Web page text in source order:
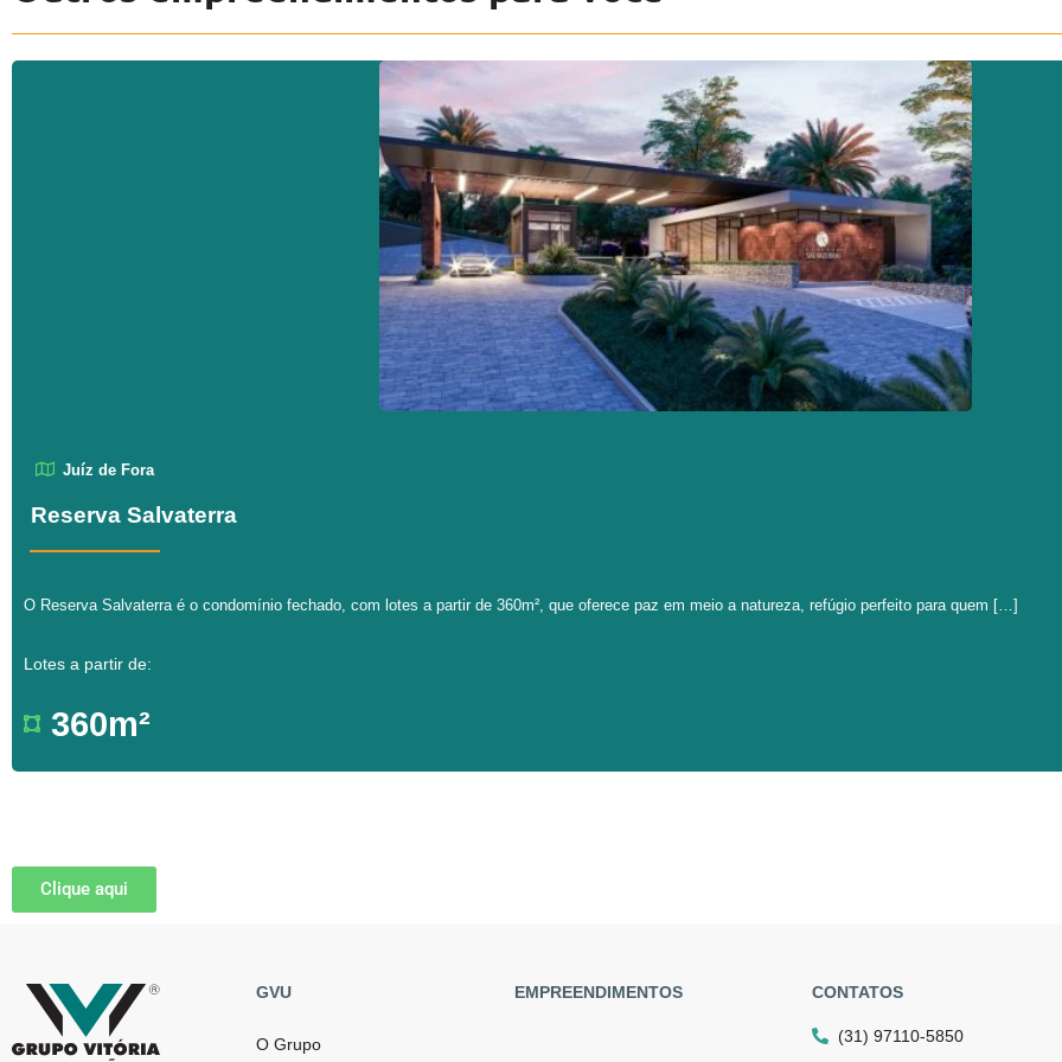
Juíz de Fora
Reserva Salvaterra
O Reserva Salvaterra é o condomínio fechado, com lotes a partir de 360m², que oferece paz em meio a natureza, refúgio perfeito para quem […]
Lotes a partir de:
360m²
Clique aqui
GVU
O Grupo
EMPREENDIMENTOS CONTATOS
(31) 97110-5850